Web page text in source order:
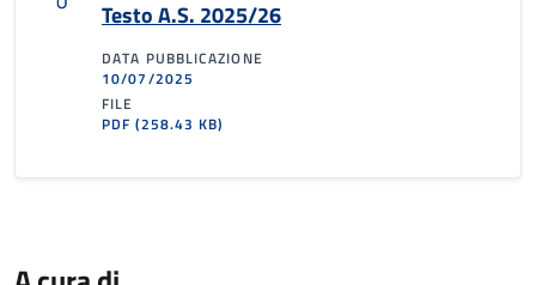
Testo A.S. 2025/26
DATA PUBBLICAZIONE
10/07/2025
FILE
PDF(258.43 KB)